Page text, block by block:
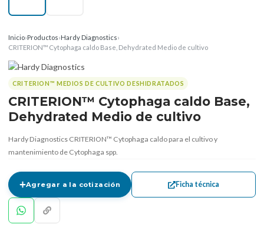
Inicio›Productos›Hardy Diagnostics›
CRITERION™ Cytophaga caldo Base, Dehydrated Medio de cultivo
CRITERION™ MEDIOS DE CULTIVO DESHIDRATADOS
CRITERION™ Cytophaga caldo Base,
Dehydrated Medio de cultivo
Hardy Diagnostics CRITERION™ Cytophaga caldo para el cultivo y
mantenimiento de Cytophaga spp.
Agregar a la cotización Ficha técnica